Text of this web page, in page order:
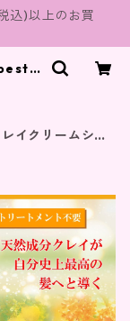
込)以上のお買
レイクリームシャ